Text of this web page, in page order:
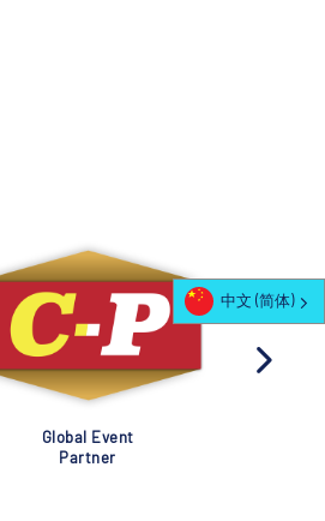
Global Event
Partner
中文 (简体)